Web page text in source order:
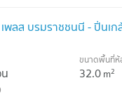
ส บรมราชชนนี - ปิ่นเกล้
ขนาดพื้นที่ห้
32.0m2